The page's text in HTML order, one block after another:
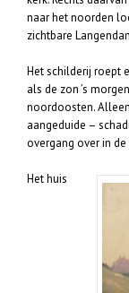
naar het noorden
zichtbare
Het schilderij roept
als de zon ’s
noordoosten.
aangeduide –
overgang over in de
Het huis